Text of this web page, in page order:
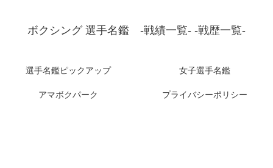
ボクシング 選手名鑑 -戦績一覧- -戦歴一覧-
選手名鑑ピックアップ 女子選手名鑑
アマボクパーク プライバシーポリシー